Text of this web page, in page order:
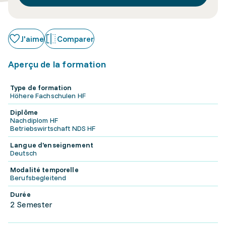
J'aime Comparer
Aperçu de la formation
Type de formation
Höhere Fachschulen HF
Diplôme
Nachdiplom HF
Betriebswirtschaft NDS HF
Langue d'enseignement
Deutsch
Modalité temporelle
Berufsbegleitend
Durée
2 Semester